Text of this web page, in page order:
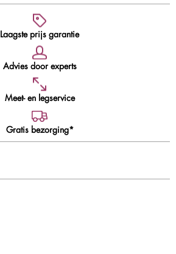
Laagste prijs garantie
Advies door experts
Meet- en legservice
Gratis bezorging*